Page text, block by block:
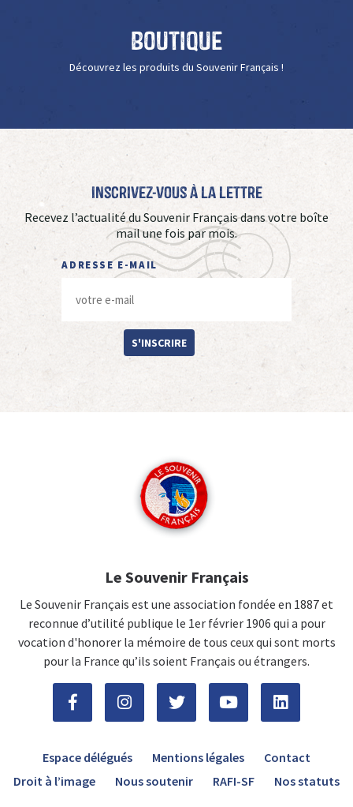
Boutique
Découvrez les produits du Souvenir Français !
Inscrivez-vous à La Lettre
Recevez l’actualité du Souvenir Français dans votre boîte
mail une fois par mois.
ADRESSE E-MAIL
S'INSCRIRE
Le Souvenir Français
Le Souvenir Français est une association fondée en 1887 et
reconnue d’utilité publique le 1er février 1906 qui a pour
vocation d'honorer la mémoire de tous ceux qui sont morts
pour la France qu’ils soient Français ou étrangers.
Espace délégués Mentions légales
Contact
Droit à l’image
Nous soutenir RAFI-SF Nos statuts